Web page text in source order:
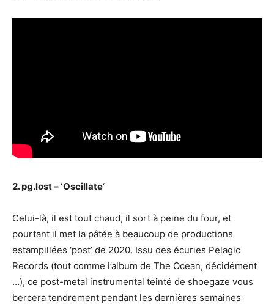
2. pg.lost – ‘Oscillate‘
Celui-là, il est tout chaud, il sort à peine du four, et
pourtant il met la pâtée à beaucoup de productions
estampillées ‘post’ de 2020. Issu des écuries Pelagic
Records (tout comme l’album de The Ocean, décidément
…), ce post-metal instrumental teinté de shoegaze vous
bercera tendrement pendant les dernières semaines